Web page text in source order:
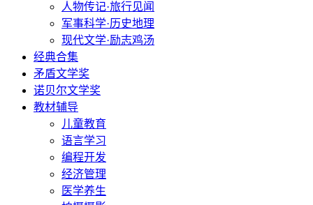
人物传记·旅行见闻
军事科学·历史地理
现代文学·励志鸡汤
经典合集
矛盾文学奖
诺贝尔文学奖
教材辅导
儿童教育
语言学习
编程开发
经济管理
医学养生